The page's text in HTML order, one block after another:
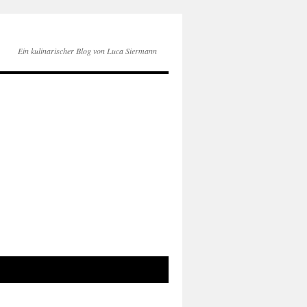
Ein kulinarischer Blog von Luca Siermann